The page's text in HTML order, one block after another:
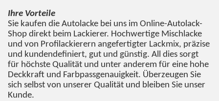
Ihre Vorteile
Sie kaufen die Autolacke bei uns im Online-Autolack-
Shop direkt beim Lackierer. Hochwertige Mischlacke
und von Profilackierern angefertigter Lackmix, präzise
und kundendefiniert, gut und günstig. All dies sorgt
für höchste Qualität und unter anderem für eine hohe
Deckkraft und Farbpassgenauigkeit. Überzeugen Sie
sich selbst von unserer Qualität und bleiben Sie unser
Kunde.